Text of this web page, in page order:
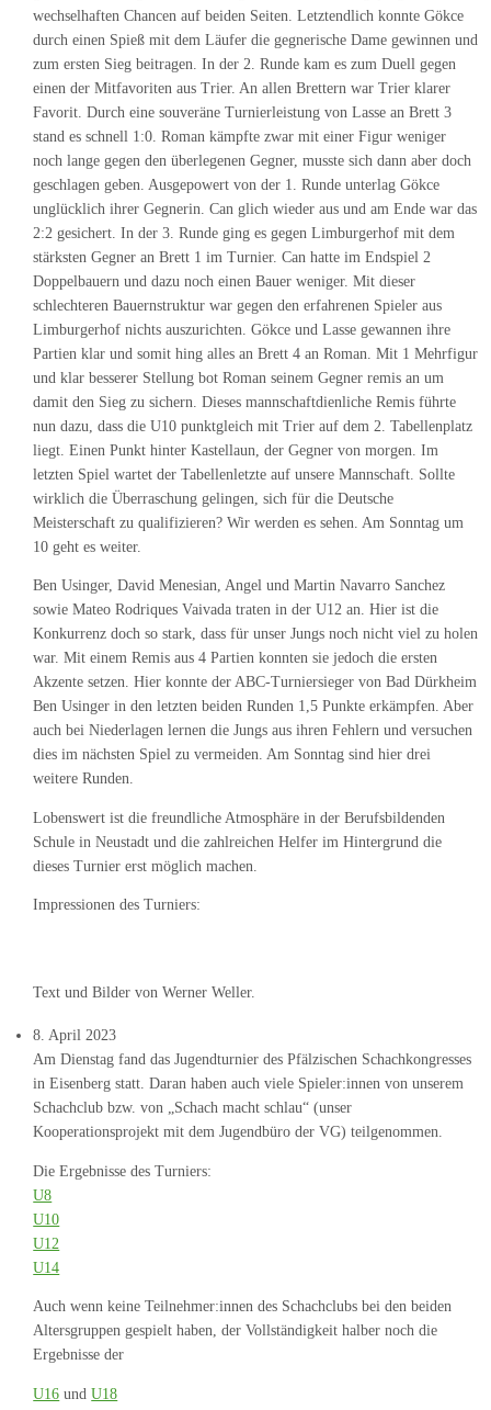
wechselhaften Chancen auf beiden Seiten. Letztendlich konnte Gökce
durch einen Spieß mit dem Läufer die gegnerische Dame gewinnen und
zum ersten Sieg beitragen. In der 2. Runde kam es zum Duell gegen
einen der Mitfavoriten aus Trier. An allen Brettern war Trier klarer
Favorit. Durch eine souveräne Turnierleistung von Lasse an Brett 3
stand es schnell 1:0. Roman kämpfte zwar mit einer Figur weniger
noch lange gegen den überlegenen Gegner, musste sich dann aber doch
geschlagen geben. Ausgepowert von der 1. Runde unterlag Gökce
unglücklich ihrer Gegnerin. Can glich wieder aus und am Ende war das
2:2 gesichert. In der 3. Runde ging es gegen Limburgerhof mit dem
stärksten Gegner an Brett 1 im Turnier. Can hatte im Endspiel 2
Doppelbauern und dazu noch einen Bauer weniger. Mit dieser
schlechteren Bauernstruktur war gegen den erfahrenen Spieler aus
Limburgerhof nichts auszurichten. Gökce und Lasse gewannen ihre
Partien klar und somit hing alles an Brett 4 an Roman. Mit 1 Mehrfigur
und klar besserer Stellung bot Roman seinem Gegner remis an um
damit den Sieg zu sichern. Dieses mannschaftdienliche Remis führte
nun dazu, dass die U10 punktgleich mit Trier auf dem 2. Tabellenplatz
liegt. Einen Punkt hinter Kastellaun, der Gegner von morgen. Im
letzten Spiel wartet der Tabellenletzte auf unsere Mannschaft. Sollte
wirklich die Überraschung gelingen, sich für die Deutsche
Meisterschaft zu qualifizieren? Wir werden es sehen. Am Sonntag um
10 geht es weiter.
Ben Usinger, David Menesian, Angel und Martin Navarro Sanchez
sowie Mateo Rodriques Vaivada traten in der U12 an. Hier ist die
Konkurrenz doch so stark, dass für unser Jungs noch nicht viel zu holen
war. Mit einem Remis aus 4 Partien konnten sie jedoch die ersten
Akzente setzen. Hier konnte der ABC-Turniersieger von Bad Dürkheim
Ben Usinger in den letzten beiden Runden 1,5 Punkte erkämpfen. Aber
auch bei Niederlagen lernen die Jungs aus ihren Fehlern und versuchen
dies im nächsten Spiel zu vermeiden. Am Sonntag sind hier drei
weitere Runden.
Lobenswert ist die freundliche Atmosphäre in der Berufsbildenden
Schule in Neustadt und die zahlreichen Helfer im Hintergrund die
dieses Turnier erst möglich machen.
Impressionen des Turniers:
Text und Bilder von Werner Weller.
8. April 2023
Am Dienstag fand das Jugendturnier des Pfälzischen Schachkongresses
in Eisenberg statt. Daran haben auch viele Spieler:innen von unserem
Schachclub bzw. von „Schach macht schlau“ (unser
Kooperationsprojekt mit dem Jugendbüro der VG) teilgenommen.
Die Ergebnisse des Turniers:
U8
U10
U12
U14
Auch wenn keine Teilnehmer:innen des Schachclubs bei den beiden
Altersgruppen gespielt haben, der Vollständigkeit halber noch die
Ergebnisse der
U16 undU18